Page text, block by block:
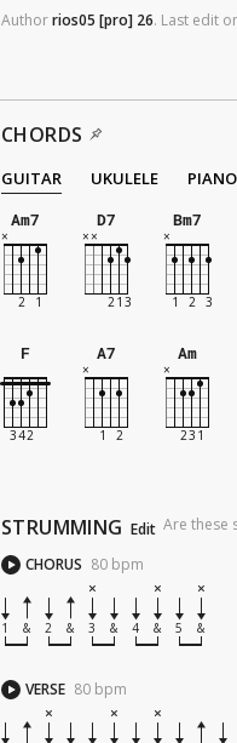
Authorrios05 [pro] 26. Last edit
CHORDS
GUITAR UKULELE
PIANO
Am7
D7 Bm7
F A7 Am
STRUMMING Edit Are these
CHORUS 80 bpm
1 & 2 & 3 & 4 & 5 &
VERSE 80 bpm